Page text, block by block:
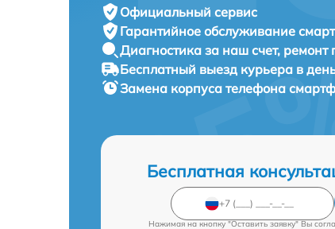
Официальный сервис
Гарантийное обслуживание
Диагностика за наш счет, ремонт
Бесплатный выезд курьера в
Замена корпуса телефона
Бесплатная
Нажимая на кнопку "Оставить заявку" Вы